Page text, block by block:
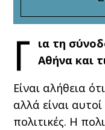
Γ ια τη
Αθήνα και
Είναι αλήθεια
αλλά είναι
πολιτικές. Η